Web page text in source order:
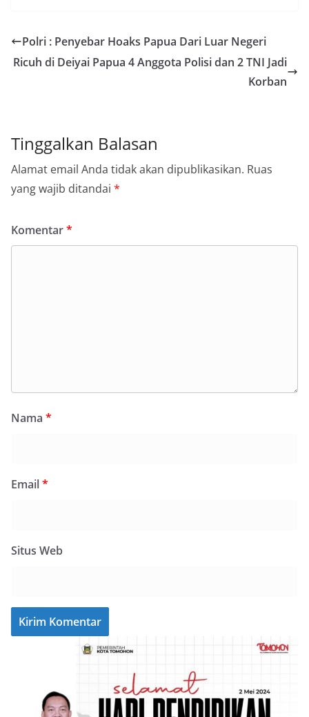
Polri : Penyebar Hoaks Papua Dari Luar Negeri
Ricuh di Deiyai Papua 4 Anggota Polisi dan 2 TNI Jadi
Korban
Tinggalkan Balasan
Alamat email Anda tidak akan dipublikasikan. Ruas
yang wajib ditandai *
Komentar*
Nama *
Email*
Situs Web